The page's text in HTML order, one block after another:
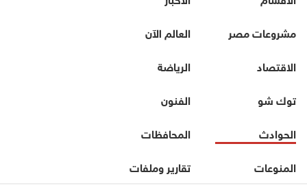
مشروعات مصر
العالم الآن
الاقتصاد
الرياضة
توك شو
الفنون
الحوادث
المحافظات
المنوعات
تقارير وملفات